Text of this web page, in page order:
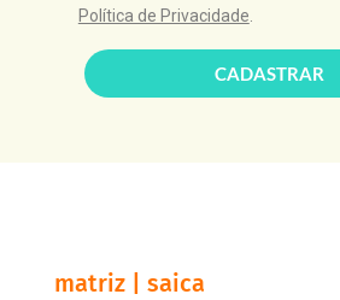
Política de Privacidade.
CADASTRAR
matriz | saica